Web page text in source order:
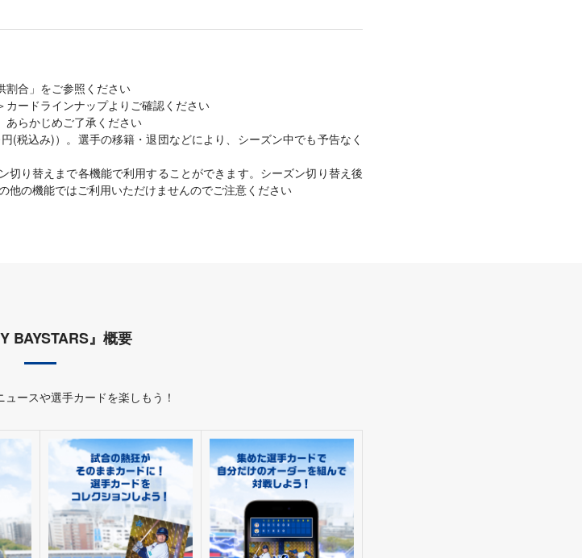
割合」をご参照ください
ードラインナップよりご確認ください
あらかじめご了承ください
(税込み)）。選手の移籍・退団などにより、シーズン中でも予告なく
り替えまで各機能で利用することができます。シーズン切り替え後
他の機能ではご利用いただけませんのでご注意ください
BAYSTARS』概要
ュースや選手カードを楽しもう！